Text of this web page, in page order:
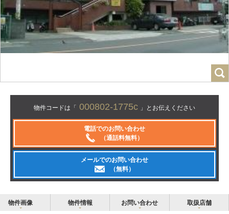
物件コードは「 000802-1775c 」とお伝えください
電話でのお問い合わせ
（通話料無料）
メールでのお問い合わせ
（無料）
物件画像 物件情報 お問い合わせ 取扱店舗